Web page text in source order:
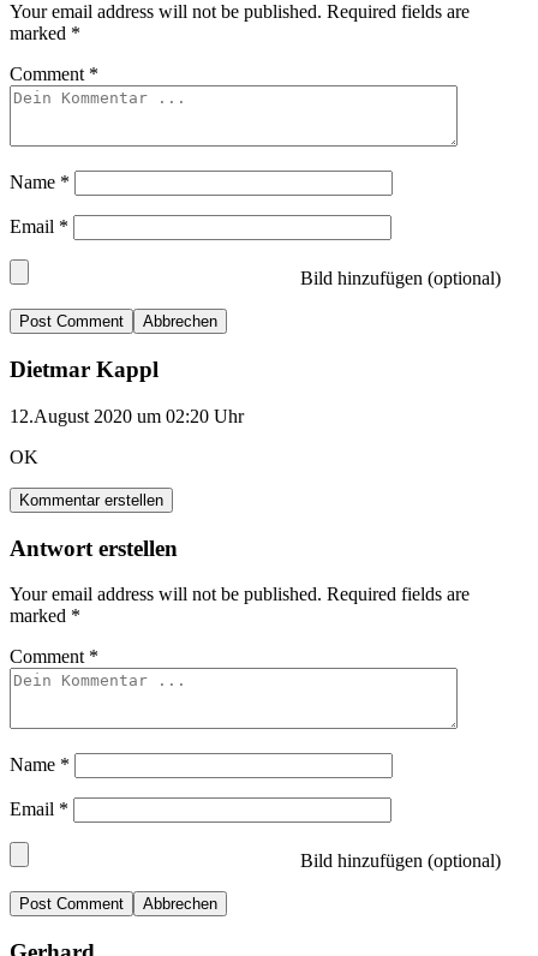
Your email address will not be published. Required fields are
marked *
Comment *
Name *
Email *
Bild hinzufügen (optional)
Abbrechen
Dietmar Kappl
12.August 2020 um 02:20 Uhr
OK
Kommentar erstellen
Antwort erstellen
Your email address will not be published. Required fields are
marked *
Comment *
Name *
Email *
Bild hinzufügen (optional)
Abbrechen